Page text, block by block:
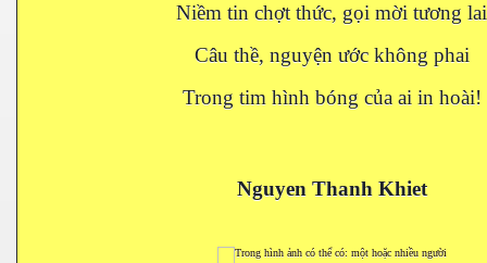
Niềm tin chợt thức, gọi mời tương lai
Câu thề, nguyện ước không phai
Trong tim hình bóng của ai in hoài!
Nguyen Thanh Khiet